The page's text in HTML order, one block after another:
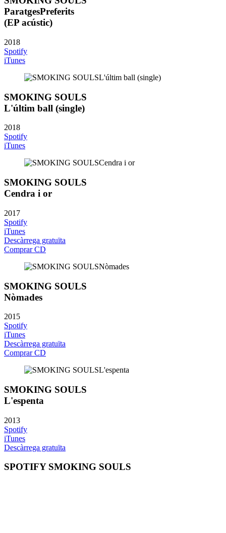
ParatgesPreferits
(EP acústic)
2018
Spotify
iTunes
SMOKING SOULS
L'últim ball (single)
2018
Spotify
iTunes
SMOKING SOULS
Cendra i or
2017
Spotify
iTunes
Descàrrega gratuïta
Comprar CD
SMOKING SOULS
Nòmades
2015
Spotify
iTunes
Descàrrega gratuïta
Comprar CD
SMOKING SOULS
L'espenta
2013
Spotify
iTunes
Descàrrega gratuïta
SPOTIFY SMOKING SOULS